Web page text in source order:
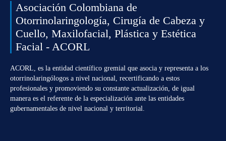
Asociación Colombiana de
Otorrinolaringología, Cirugía de Cabeza y
Cuello, Maxilofacial, Plástica y Estética
Facial - ACORL
ACORL, es la entidad científico gremial que asocia y representa a los
otorrinolaringólogos a nivel nacional, recertificando a estos
profesionales y promoviendo su constante actualización, de igual
manera es el referente de la especialización ante las entidades
gubernamentales de nivel nacional y territorial.